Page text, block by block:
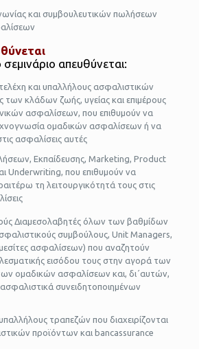
και συμβουλευτικών πωλήσεων
σεμινάριο απευθύνεται:
και υπαλλήλους ασφαλιστικών
των κλάδων ζωής, υγείας και επιμέρους
ασφαλίσεων, που επιθυμούν να
ομαδικών ασφαλίσεων ή να
ασφαλίσεις αυτές
Εκπαίδευσης, Marketing, Product
Underwriting, που επιθυμούν να
τη λειτουργικότητά τους στις
Διαμεσολαβητές όλων των βαθμίδων
συμβούλους, Unit Managers,
ασφαλίσεων) που αναζητούν
εισόδου τους στην αγορά των
ομαδικών ασφαλίσεων και, δι΄αυτών,
συνειδητοποιημένων
τραπεζών που διαχειρίζονται
προϊόντων και bancassurance